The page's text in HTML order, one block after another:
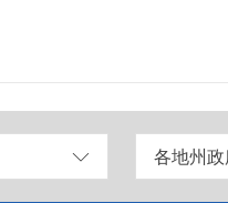
各地州